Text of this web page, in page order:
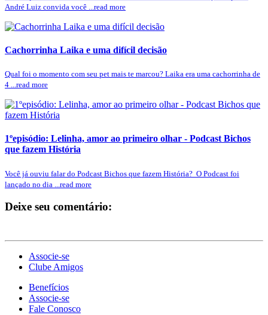
André Luiz convida você ...read more
Cachorrinha Laika e uma difícil decisão
Qual foi o momento com seu pet mais te marcou? Laika era uma cachorrinha de
4 ...read more
1ºepisódio: Lelinha, amor ao primeiro olhar - Podcast Bichos
que fazem História
Você já ouviu falar do Podcast Bichos que fazem História? O Podcast foi
lançado no dia ...read more
Deixe seu comentário:
Associe-se
Clube Amigos
Benefícios
Associe-se
Fale Conosco